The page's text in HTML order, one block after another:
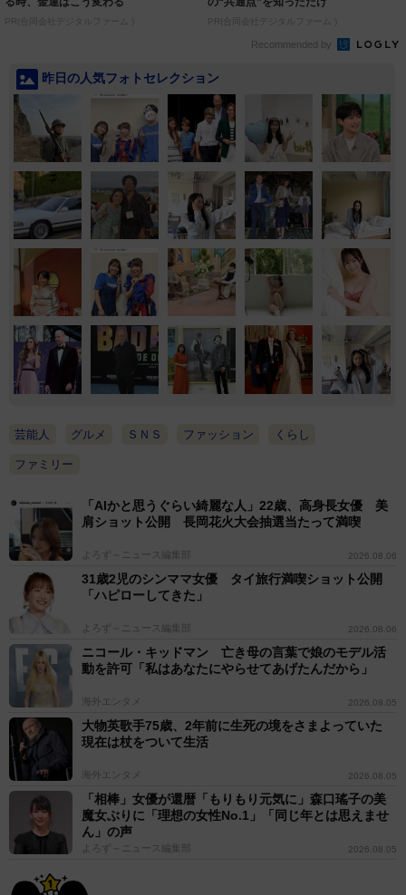
PR(合同会社デジタルファーム ) PR(合同会社デジタルファーム )
Recommended by
昨日の人気フォトセレクション
芸能人 グルメ ＳＮＳ ファッション くらし
ファミリー
「AIかと思うぐらい綺麗な人」22歳、高身長女優 美
肩ショット公開 長岡花火大会抽選当たって満喫
よろず～ニュース編集部 2026.08.06
31歳2児のシンママ女優 タイ旅行満喫ショット公開
「ハピローしてきた」
よろず～ニュース編集部 2026.08.06
ニコール・キッドマン 亡き母の言葉で娘のモデル活
動を許可「私はあなたにやらせてあげたんだから」
海外エンタメ 2026.08.05
大物英歌手75歳、2年前に生死の境をさまよっていた
現在は杖をついて生活
海外エンタメ 2026.08.05
「相棒」女優が還暦「もりもり元気に」森口瑤子の美
魔女ぶりに「理想の女性No.1」「同じ年とは思えませ
ん」の声
よろず～ニュース編集部 2026.08.05